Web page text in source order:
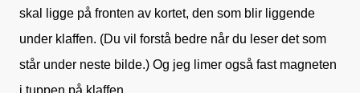
skal ligge på fronten av kortet, den som blir liggende
under klaffen. (Du vil forstå bedre når du leser det som
står under neste bilde.) Og jeg limer også fast magneten
i tuppen på klaffen.